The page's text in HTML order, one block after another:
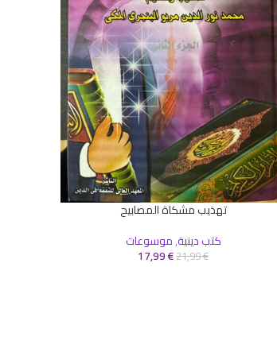
إضافة إلى السلةتهذيب مشكاة المصابيح
كتب دينية,موسوعات
21,99€
17,99€